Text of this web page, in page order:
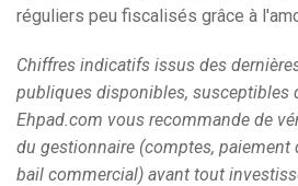
réguliers peu fiscalisés grâce à
Chiffres indicatifs issus des
publiques disponibles, susceptibles
Ehpad.com vous recommande de
du gestionnaire (comptes, paiement
bail commercial) avant tout